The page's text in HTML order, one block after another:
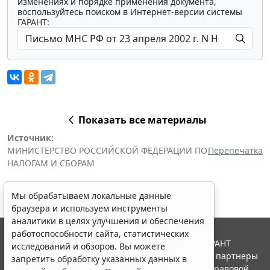
воспользуйтесь поиском в Интернет-версии системы
ГАРАНТ:
Показать все материалы
Источник:
МИНИСТЕРСТВО РОССИЙСКОЙ ФЕДЕРАЦИИ ПО
НАЛОГАМ И СБОРАМ
Перепечатка
Мы обрабатываем локальные данные
браузера и используем инструменты
аналитики в целях улучшения и обеспечения
работоспособности сайта, статистических
исследований и обзоров. Вы можете
запретить обработку указанных данных в
© ООО "НПП "ГАРАНТ-СЕРВИС", 2026. Система ГАРАНТ
выпускается с 1990 года. Компания "Гарант" и ее партнеры